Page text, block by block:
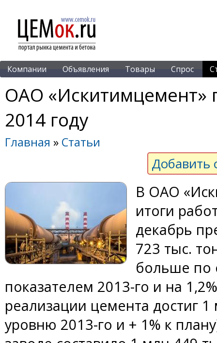
Компании Объявления Товары Спрос
ОАО «Искитимцемент»
2014 году
Главная » Статьи
Добавить
В ОАО
итоги
декабрь
723 тыс.
больше по
показателем 2013-го и на
реализации цемента достиг
уровню 2013-го и + 1% к